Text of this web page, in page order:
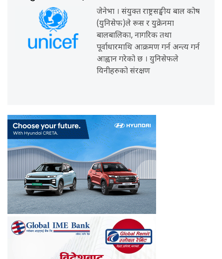
जेनेभा । संयुक्त राष्ट्रसङ्घीय बाल कोष
(युनिसेफ)ले रूस र युक्रेनमा
बालबालिका, नागरिक तथा
पूर्वाधारमाथि आक्रमण गर्न अन्त्य गर्न
आह्वान गरेको छ । युनिसेफले
यिनीहरुको संरक्षण